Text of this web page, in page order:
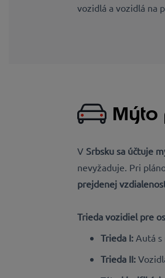
vozidlá a vozidlá na
Mýto
V Srbsku sa účtuje
nevyžaduje. Pri
prejdenej
Trieda vozidiel pre
Trieda I: Autá s
Trieda II: